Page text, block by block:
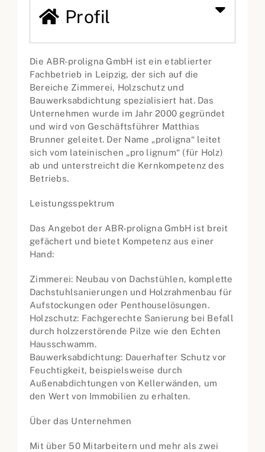
Profil
Die ABR-proligna GmbH ist ein etablierter
Fachbetrieb in Leipzig, der sich auf die
Bereiche Zimmerei, Holzschutz und
Bauwerksabdichtung spezialisiert hat. Das
Unternehmen wurde im Jahr 2000 gegründet
und wird von Geschäftsführer Matthias
Brunner geleitet. Der Name „proligna“ leitet
sich vom lateinischen „pro lignum“ (für Holz)
ab und unterstreicht die Kernkompetenz des
Betriebs.
Leistungsspektrum
Das Angebot der ABR-proligna GmbH ist breit
gefächert und bietet Kompetenz aus einer
Hand:
Zimmerei: Neubau von Dachstühlen, komplette
Dachstuhlsanierungen und Holzrahmenbau für
Aufstockungen oder Penthouselösungen.
Holzschutz: Fachgerechte Sanierung bei Befall
durch holzzerstörende Pilze wie den Echten
Hausschwamm.
Bauwerksabdichtung: Dauerhafter Schutz vor
Feuchtigkeit, beispielsweise durch
Außenabdichtungen von Kellerwänden, um
den Wert von Immobilien zu erhalten.
Über das Unternehmen
Mit über 50 Mitarbeitern und mehr als zwei